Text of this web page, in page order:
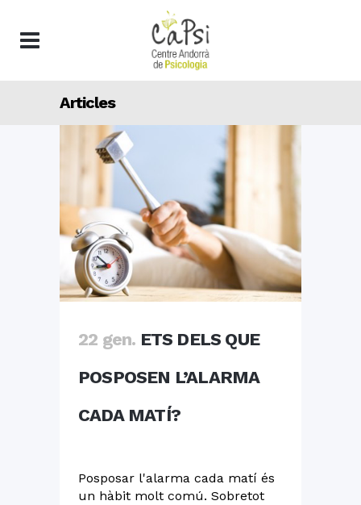
Articles
22 gen. ETS DELS QUE
POSPOSEN L’ALARMA
CADA MATÍ?
Posposar l'alarma cada matí és
un hàbit molt comú. Sobretot